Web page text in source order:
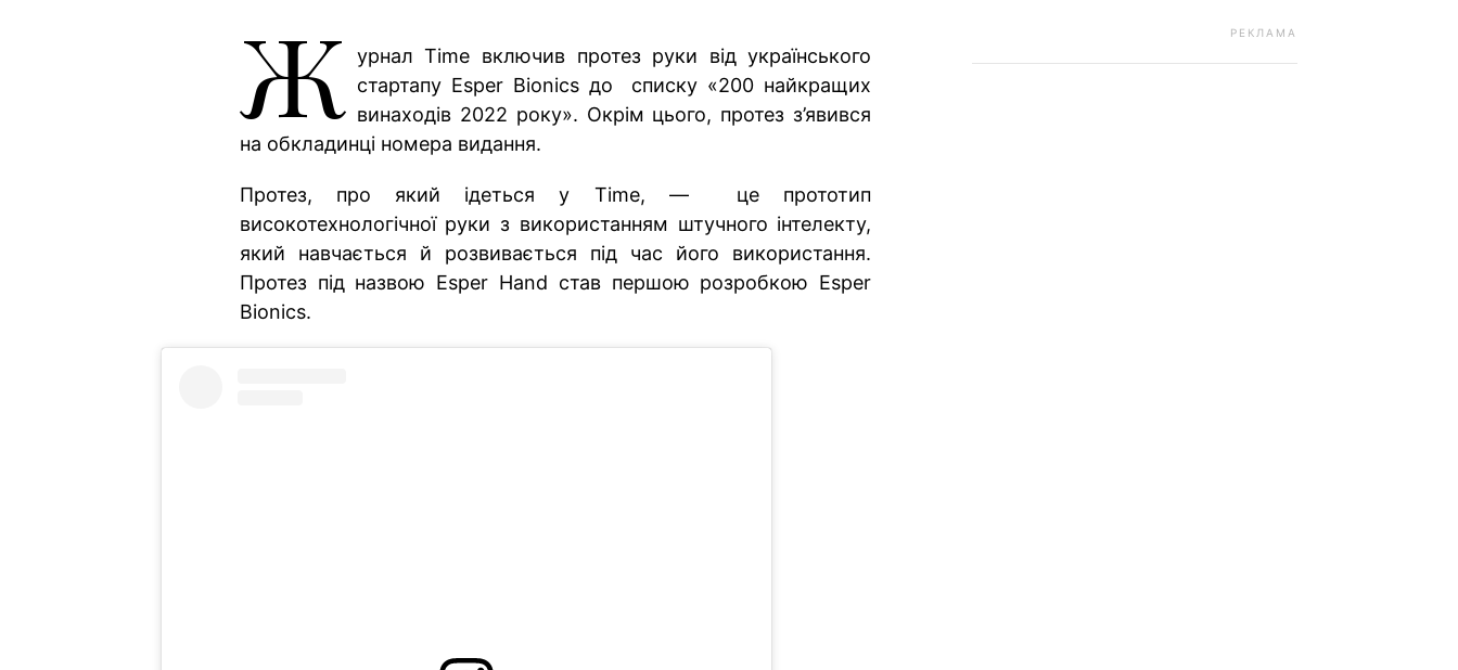
Ж урнал Time включив протез руки від українського
стартапу Esper Bionics до списку «200 найкращих
винаходів 2022 року». Окрім цього, протез з’явився
на обкладинці номера видання.
Протез, про який ідеться у Time, — це прототип
високотехнологічної руки з використанням штучного інтелекту,
який навчається й розвивається під час його використання.
Протез під назвою Esper Hand став першою розробкою Esper
Bionics.
РЕКЛАМА